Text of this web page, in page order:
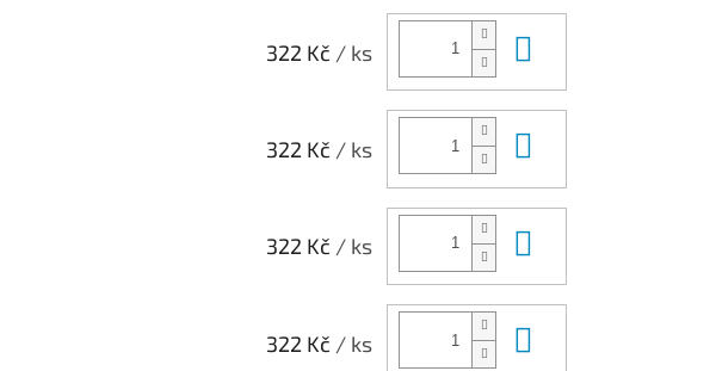
322 Kč / ks
322 Kč / ks
322 Kč / ks
322 Kč / ks